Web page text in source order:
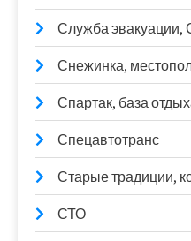
Служба эвакуации,
Снежинка,
Спартак, база
Спецавтотранс
Старые традиции,
СТО